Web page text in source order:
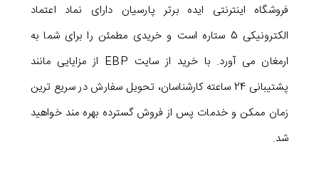
فروشگاه اینترنتی ایده برتر پارسیان دارای نماد اعتماد
الکترونیکی 5 ستاره است و خریدی مطمئن را برای شما به
ارمغان می آورد. با خرید از سایت EBP از مزایایی مانند
پشتیبانی 24 ساعته کارشناسان، تحویل سفارش در سریع ترین
زمان ممکن و خدمات پس از فروش گسترده بهره مند خواهید
شد.